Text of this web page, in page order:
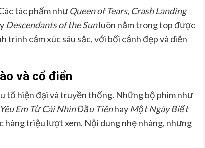
tác phẩm nhưQueen of Tears, Crash Landing
Descendants of the Sunluôn nằm trong top được
trình cảm xúc sâu sắc, với bối cảnh đẹp và diễn
và cổ điển
tố hiện đại và truyền thống. Những bộ phim như
Yêu Em Từ Cái Nhìn Đầu Tiênhay Một Ngày Biết
hàng triệu lượt xem. Nội dung nhẹ nhàng, nhưng